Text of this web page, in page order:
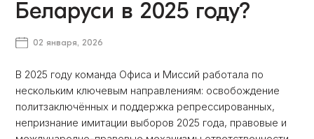
Беларуси в 2025 году?
02 января, 2026
В 2025 году команда Офиса и Миссий работала по
нескольким ключевым направлениям: освобождение
политзаключённых и поддержка репрессированных,
непризнание имитации выборов 2025 года, правовые и